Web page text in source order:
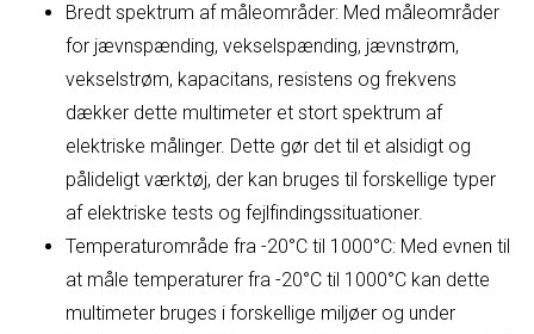
Bredt spektrum af måleområder: Med måleområder
for jævnspænding, vekselspænding, jævnstrøm,
vekselstrøm, kapacitans, resistens og frekvens
dækker dette multimeter et stort spektrum af
elektriske målinger. Dette gør det til et alsidigt og
pålideligt værktøj, der kan bruges til forskellige typer
af elektriske tests og fejlfindingssituationer.
Temperaturområde fra -20°C til 1000°C: Med evnen til
at måle temperaturer fra -20°C til 1000°C kan dette
multimeter bruges i forskellige miljøer og under